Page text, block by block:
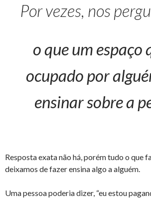
Por vezes, nos
o que um espaço
ocupado por
ensinar sobre a
Resposta exata não há, porém tudo o que
deixamos de fazer ensina algo a alguém.
Uma pessoa poderia dizer, “eu estou